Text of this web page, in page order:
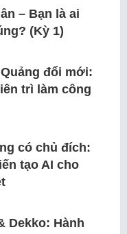
– Bạn là ai
(Kỳ 1)
đổi mới:
trì làm công
có chủ đích:
tạo AI cho
Dekko: Hành